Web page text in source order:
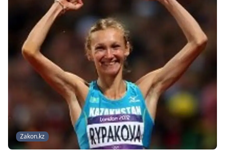
Zakon.kz